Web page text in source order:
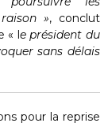
», conclut
« le président du
sans délais
pour la reprise